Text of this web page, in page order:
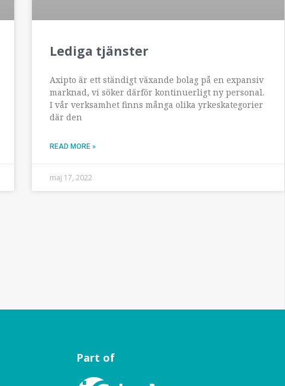
Lediga tjänster
Axipto är ett ständigt växande bolag på en expansiv
marknad, vi söker därför kontinuerligt ny personal.
I vår verksamhet finns många olika yrkeskategorier
där den
READ MORE »
maj 17, 2022
Part of